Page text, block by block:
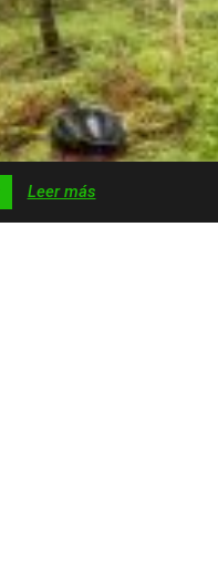
Leer más